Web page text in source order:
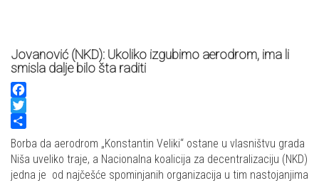
Jovanović (NKD): Ukoliko izgubimo aerodrom, ima li
smisla dalje bilo šta raditi
Facebook
Twitter
Share
Borba da aerodrom „Konstantin Veliki“ ostane u vlasništvu grada
Niša uveliko traje, a Nacionalna koalicija za decentralizaciju (NKD)
jedna je od najčešće spominjanih organizacija u tim nastojanjima